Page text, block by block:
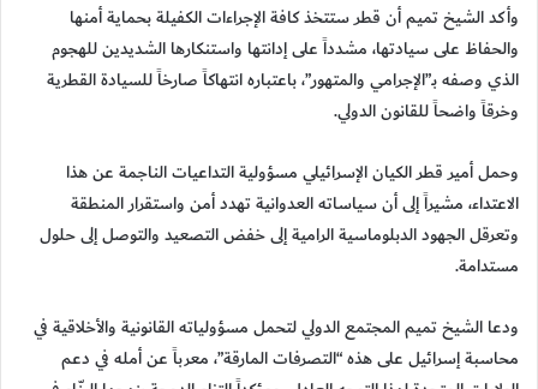
وأكد الشيخ تميم أن قطر ستتخذ كافة الإجراءات الكفيلة بحماية أمنها
والحفاظ على سيادتها، مشدداً على إدانتها واستنكارها الشديدين للهجوم
الذي وصفه بـ”الإجرامي والمتهور”، باعتباره انتهاكاً صارخاً للسيادة القطرية
وخرقاً واضحاً للقانون الدولي.
وحمل أمير قطر الكيان الإسرائيلي مسؤولية التداعيات الناجمة عن هذا
الاعتداء، مشيراً إلى أن سياساته العدوانية تهدد أمن واستقرار المنطقة
وتعرقل الجهود الدبلوماسية الرامية إلى خفض التصعيد والتوصل إلى حلول
مستدامة.
ودعا الشيخ تميم المجتمع الدولي لتحمل مسؤولياته القانونية والأخلاقية في
محاسبة إسرائيل على هذه “التصرفات المارقة”، معرباً عن أمله في دعم